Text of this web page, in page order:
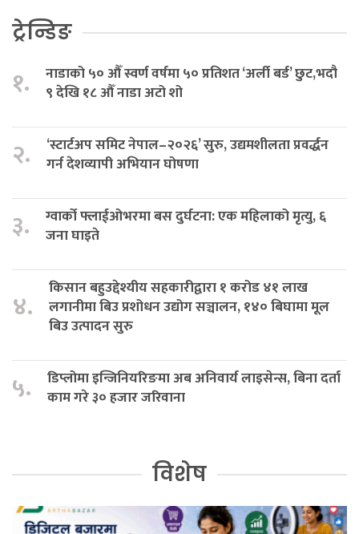
ट्रेन्डिङ
१.
नाडाको ५० औँ स्वर्ण वर्षमा ५० प्रतिशत ‘अर्ली बर्ड’ छुट,भदौ
९ देखि १८ औँ नाडा अटो शो
२.
‘स्टार्टअप समिट नेपाल–२०२६’ सुरु, उद्यमशीलता प्रवर्द्धन
गर्न देशव्यापी अभियान घोषणा
३.
ग्वार्को फ्लाईओभरमा बस दुर्घटना: एक महिलाको मृत्यु, ६
जना घाइते
४.
किसान बहुउद्देश्यीय सहकारीद्वारा १ करोड ४१ लाख
लगानीमा बिउ प्रशोधन उद्योग सञ्चालन, १४० बिघामा मूल
बिउ उत्पादन सुरु
५.
डिप्लोमा इन्जिनियरिङमा अब अनिवार्य लाइसेन्स, बिना दर्ता
काम गरे ३० हजार जरिवाना
विशेष